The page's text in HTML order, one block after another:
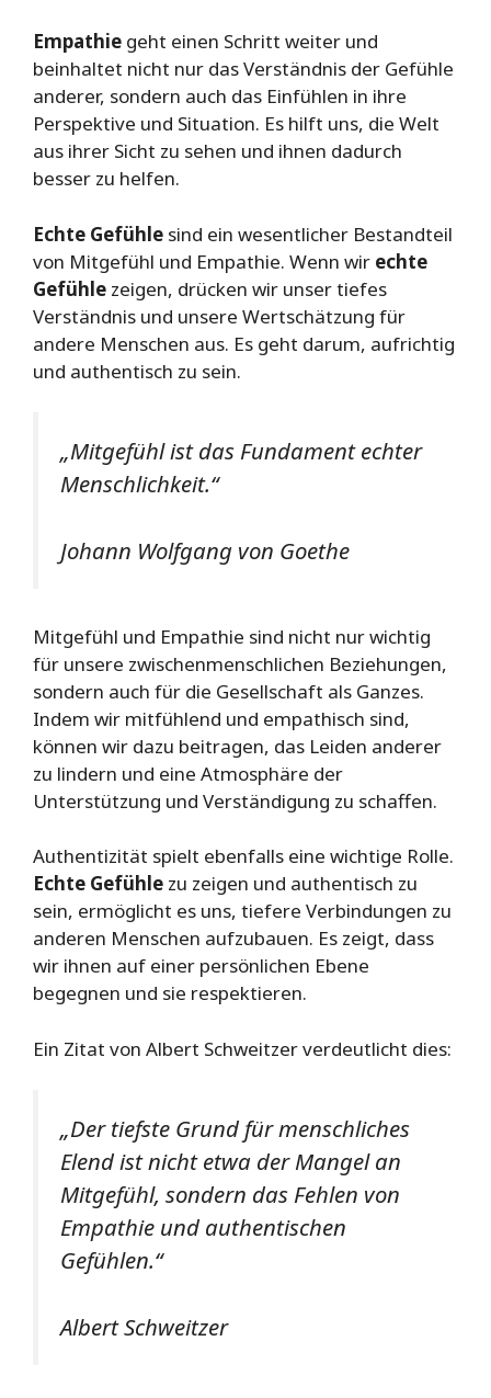
Empathie geht einen Schritt weiter und
beinhaltet nicht nur das Verständnis der Gefühle
anderer, sondern auch das Einfühlen in ihre
Perspektive und Situation. Es hilft uns, die Welt
aus ihrer Sicht zu sehen und ihnen dadurch
besser zu helfen.
Echte Gefühle sind ein wesentlicher Bestandteil
von Mitgefühl und Empathie. Wenn wir echte
Gefühle zeigen, drücken wir unser tiefes
Verständnis und unsere Wertschätzung für
andere Menschen aus. Es geht darum, aufrichtig
und authentisch zu sein.
„Mitgefühl ist das Fundament echter
Menschlichkeit.“
Johann Wolfgang von Goethe
Mitgefühl und Empathie sind nicht nur wichtig
für unsere zwischenmenschlichen Beziehungen,
sondern auch für die Gesellschaft als Ganzes.
Indem wir mitfühlend und empathisch sind,
können wir dazu beitragen, das Leiden anderer
zu lindern und eine Atmosphäre der
Unterstützung und Verständigung zu schaffen.
Authentizität spielt ebenfalls eine wichtige Rolle.
Echte Gefühle zu zeigen und authentisch zu
sein, ermöglicht es uns, tiefere Verbindungen zu
anderen Menschen aufzubauen. Es zeigt, dass
wir ihnen auf einer persönlichen Ebene
begegnen und sie respektieren.
Ein Zitat von Albert Schweitzer verdeutlicht dies:
„Der tiefste Grund für menschliches
Elend ist nicht etwa der Mangel an
Mitgefühl, sondern das Fehlen von
Empathie und authentischen
Gefühlen.“
Albert Schweitzer